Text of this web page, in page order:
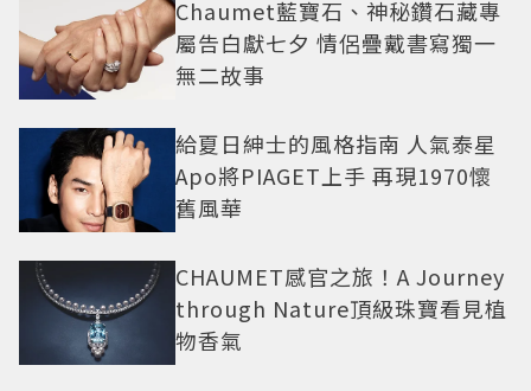
Chaumet藍寶石、神秘鑽石藏專
屬告白獻七夕 情侶疊戴書寫獨一
無二故事
給夏日紳士的風格指南 人氣泰星
Apo將PIAGET上手 再現1970懷
舊風華
CHAUMET感官之旅！A Journey
through Nature頂級珠寶看見植
物香氣